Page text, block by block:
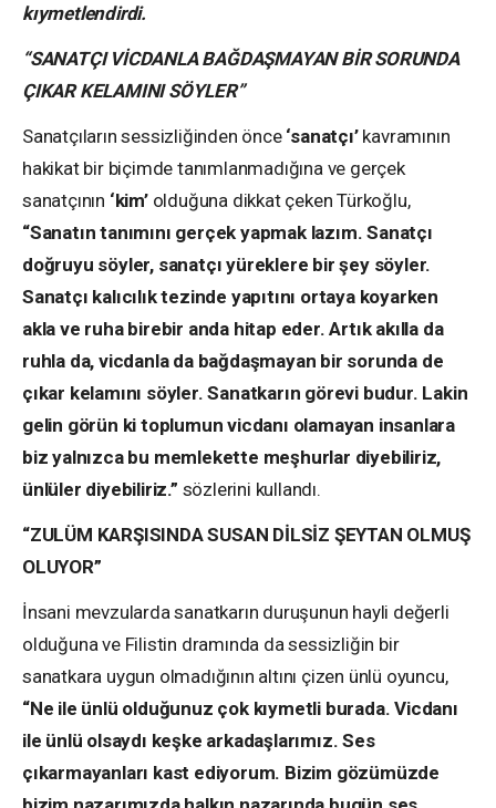
kıymetlendirdi.
“SANATÇI VİCDANLA BAĞDAŞMAYAN BİR SORUNDA
ÇIKAR KELAMINI SÖYLER”
Sanatçıların sessizliğinden önce‘sanatçı’ kavramının
hakikat bir biçimde tanımlanmadığına ve gerçek
sanatçının ‘kim’olduğuna dikkat çeken Türkoğlu,
“Sanatın tanımını gerçek yapmak lazım. Sanatçı
doğruyu söyler, sanatçı yüreklere bir şey söyler.
Sanatçı kalıcılık tezinde yapıtını ortaya koyarken
akla ve ruha birebir anda hitap eder. Artık akılla da
ruhla da, vicdanla da bağdaşmayan bir sorunda de
çıkar kelamını söyler. Sanatkarın görevi budur. Lakin
gelin görün ki toplumun vicdanı olamayan insanlara
biz yalnızca bu memlekette meşhurlar diyebiliriz,
ünlüler diyebiliriz.” sözlerini kullandı.
“ZULÜM KARŞISINDA SUSAN DİLSİZ ŞEYTAN OLMUŞ
OLUYOR”
İnsani mevzularda sanatkarın duruşunun hayli değerli
olduğuna ve Filistin dramında da sessizliğin bir
sanatkara uygun olmadığının altını çizen ünlü oyuncu,
“Ne ile ünlü olduğunuz çok kıymetli burada. Vicdanı
ile ünlü olsaydı keşke arkadaşlarımız. Ses
çıkarmayanları kast ediyorum. Bizim gözümüzde